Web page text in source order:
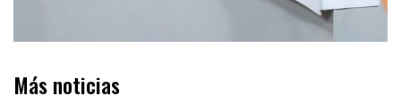
Más noticias